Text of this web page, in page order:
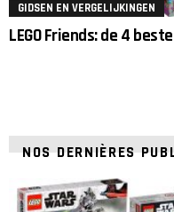
GIDSEN EN VERGELIJKINGEN
LEGO Friends: de 4
NOS DERNIÈRES